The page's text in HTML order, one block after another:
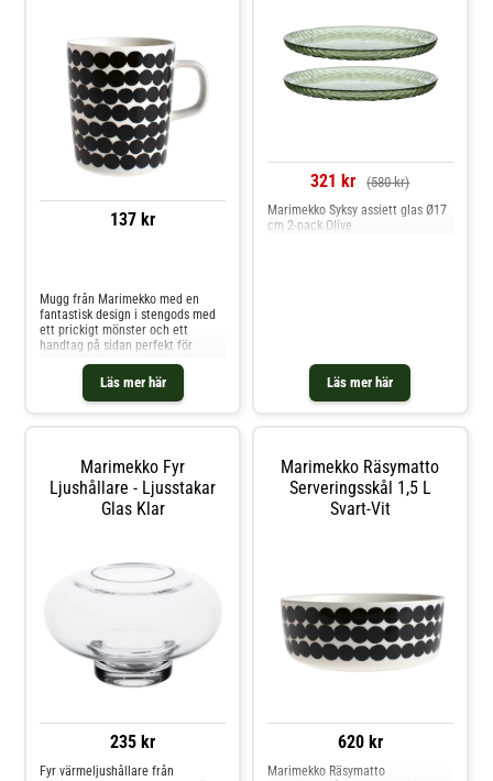
137 kr
Läs mer här
Mugg från Marimekko med en
fantastisk design i stengods med
ett prickigt mönster och ett
handtag på sidan perfekt för
varma drycker som kaffe och
te.Tillverkad i Thailand.
Formgivning av Maija Louekari.
Originaldesign från år 2009.Om
serien Siirtolapuutarha.- Tillverkad
i Thailand.- Formgivning av Maija
Louekari.Skötselråd för muggen-
Ugnsfast.- Tål mikrovågsugn.- Tål
Royal Design.
321 kr (580 kr)
Läs mer här
Marimekko Syksy assiett glas Ø17
cm 2-pack Olive
Marimekko Fyr
Ljushållare - Ljusstakar
Glas Klar
235 kr
Fyr värmeljushållare från
Marimekko Räsymatto
Serveringsskål 1,5 L
Svart-Vit
620 kr
Marimekko Räsymatto